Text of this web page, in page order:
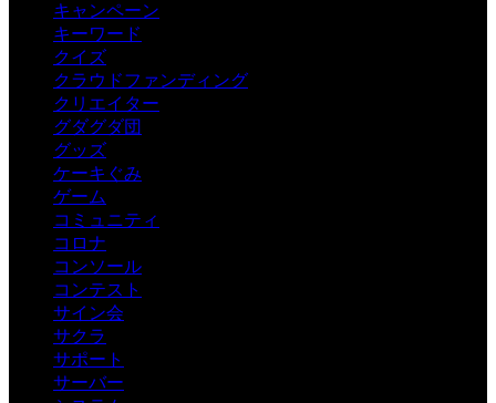
キャンペーン
キーワード
クイズ
クラウドファンディング
クリエイター
グダグダ団
グッズ
ケーキぐみ
ゲーム
コミュニティ
コロナ
コンソール
コンテスト
サイン会
サクラ
サポート
サーバー